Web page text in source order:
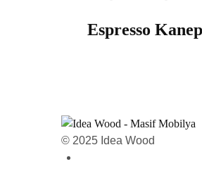
Espresso
© 2025 Idea Wood